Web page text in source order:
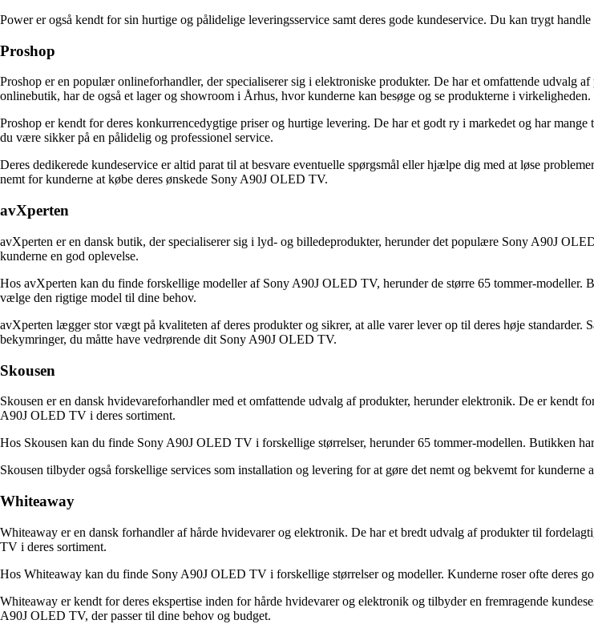
Power er også kendt for sin hurtige og pålidelige leveringsservice samt deres gode kundeservice. Du kan trygt
Proshop
Proshop er en populær onlineforhandler, der specialiserer sig i elektroniske produkter. De har et omfattende udvalg
onlinebutik, har de også et lager og showroom i Århus, hvor kunderne kan besøge og se produkterne i virkeligheden.
Proshop er kendt for deres konkurrencedygtige priser og hurtige levering. De har et godt ry i markedet og har
du være sikker på en pålidelig og professionel service.
Deres dedikerede kundeservice er altid parat til at besvare eventuelle spørgsmål eller hjælpe dig med at løse
nemt for kunderne at købe deres ønskede Sony A90J OLED TV.
avXperten
avXperten er en dansk butik, der specialiserer sig i lyd- og billedeprodukter, herunder det populære Sony A90J
kunderne en god oplevelse.
Hos avXperten kan du finde forskellige modeller af Sony A90J OLED TV, herunder de større 65 tommer-
vælge den rigtige model til dine behov.
avXperten lægger stor vægt på kvaliteten af deres produkter og sikrer, at alle varer lever op til deres høje
bekymringer, du måtte have vedrørende dit Sony A90J OLED TV.
Skousen
Skousen er en dansk hvidevareforhandler med et omfattende udvalg af produkter, herunder elektronik. De er kendt
A90J OLED TV i deres sortiment.
Hos Skousen kan du finde Sony A90J OLED TV i forskellige størrelser, herunder 65 tommer-modellen. Butikken
Skousen tilbyder også forskellige services som installation og levering for at gøre det nemt og bekvemt for
Whiteaway
Whiteaway er en dansk forhandler af hårde hvidevarer og elektronik. De har et bredt udvalg af produkter til
TV i deres sortiment.
Hos Whiteaway kan du finde Sony A90J OLED TV i forskellige størrelser og modeller. Kunderne roser ofte deres
Whiteaway er kendt for deres ekspertise inden for hårde hvidevarer og elektronik og tilbyder en fremragende
A90J OLED TV, der passer til dine behov og budget.